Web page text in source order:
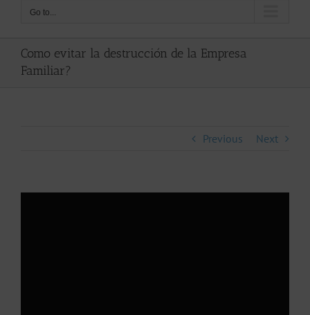
Go to...
Como evitar la destrucción de la Empresa
Familiar?
Previous Next